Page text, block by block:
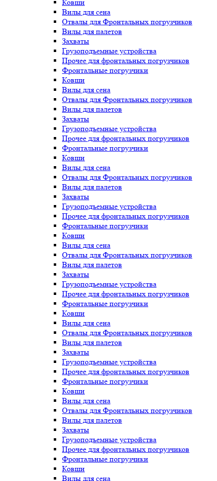
Ковши
Вилы для сена
Отвалы для Фронтальных погрузчиков
Вилы для палетов
Захваты
Грузоподъемные устройства
Прочее для фронтальных погрузчиков
Фронтальные погрузчики
Ковши
Вилы для сена
Отвалы для Фронтальных погрузчиков
Вилы для палетов
Захваты
Грузоподъемные устройства
Прочее для фронтальных погрузчиков
Фронтальные погрузчики
Ковши
Вилы для сена
Отвалы для Фронтальных погрузчиков
Вилы для палетов
Захваты
Грузоподъемные устройства
Прочее для фронтальных погрузчиков
Фронтальные погрузчики
Ковши
Вилы для сена
Отвалы для Фронтальных погрузчиков
Вилы для палетов
Захваты
Грузоподъемные устройства
Прочее для фронтальных погрузчиков
Фронтальные погрузчики
Ковши
Вилы для сена
Отвалы для Фронтальных погрузчиков
Вилы для палетов
Захваты
Грузоподъемные устройства
Прочее для фронтальных погрузчиков
Фронтальные погрузчики
Ковши
Вилы для сена
Отвалы для Фронтальных погрузчиков
Вилы для палетов
Захваты
Грузоподъемные устройства
Прочее для фронтальных погрузчиков
Фронтальные погрузчики
Ковши
Вилы для сена